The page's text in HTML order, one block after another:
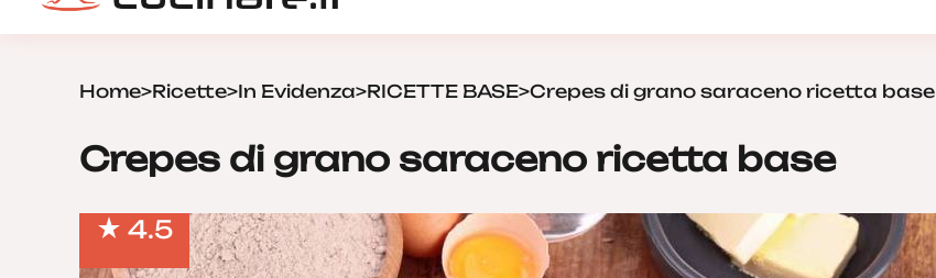
Home>Ricette>In Evidenza>RICETTE BASE>Crepes di grano saraceno ricetta base
Crepes di grano saraceno ricetta base
4.5